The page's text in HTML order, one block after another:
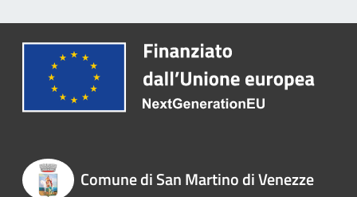
Comune di San Martino di Venezze